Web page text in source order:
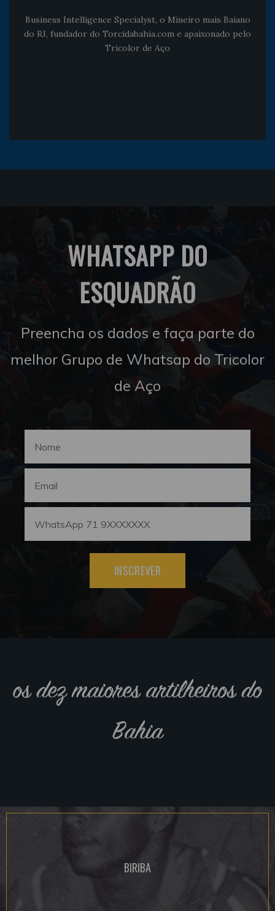
Business Intelligence Specialyst, o Mineiro mais Baiano
do RJ, fundador do Torcidabahia.com e apaixonado pelo
Tricolor de Aço
WHATSAPP DO
ESQUADRÃO
Preencha os dados e faça parte do
melhor Grupo de Whatsap do Tricolor
de Aço
INSCREVER
os dez maiores artilheiros do
Bahia
BIRIBA